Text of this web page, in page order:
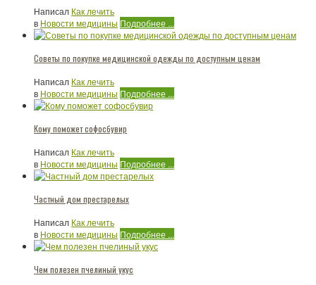
Написал Как лечить
в Новости медицины Подробнее ...
Советы по покупке медицинской одежды по доступным ценам
Написал Как лечить
в Новости медицины Подробнее ...
Кому поможет софосбувир
Написал Как лечить
в Новости медицины Подробнее ...
Частный дом престарелых
Написал Как лечить
в Новости медицины Подробнее ...
Чем полезен пчелиный укус